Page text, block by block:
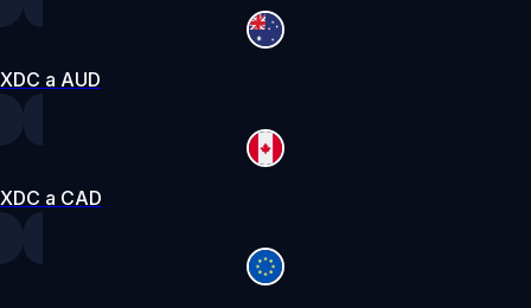
XDC a AUD
XDC a CAD